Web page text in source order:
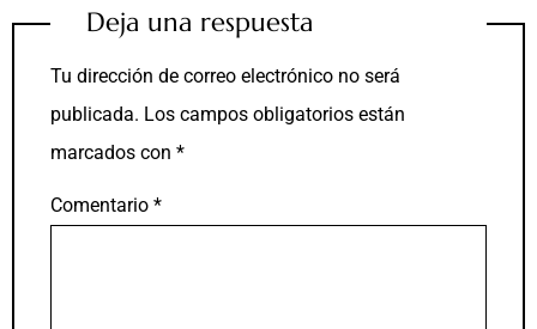
Deja una respuesta
Tu dirección de correo electrónico no será
publicada. Los campos obligatorios están
marcados con *
Comentario *